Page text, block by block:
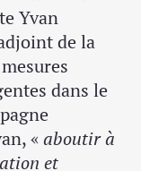
Yvan
de la
dans le
« aboutir à
et